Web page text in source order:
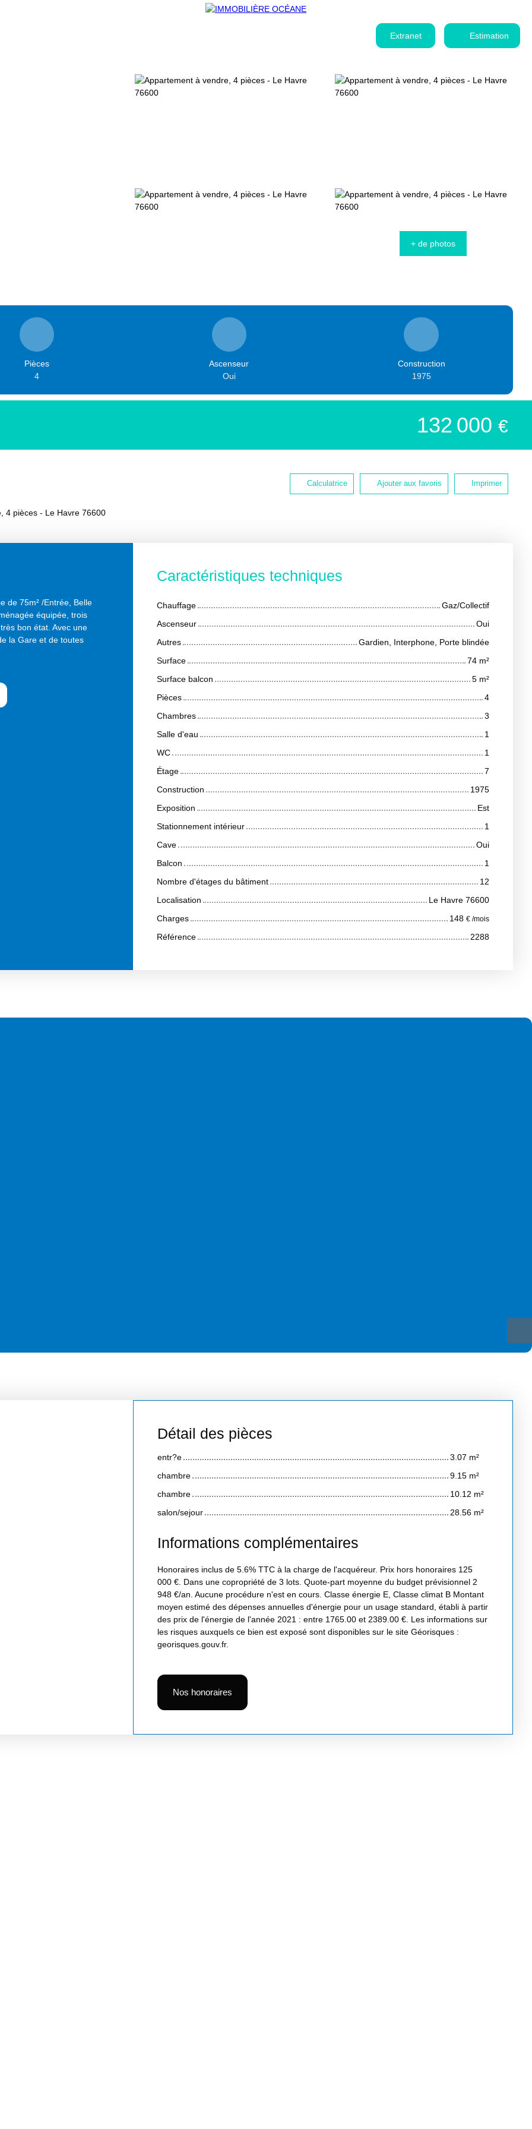
Extranet Estimation
+ de photos
Pièces
4
Ascenseur
Oui
Construction
1975
132 000 €
Calculatrice Ajouter aux favoris Imprimer
4 pièces - Le Havre 76600
de 75m² /Entrée, Belle
équipée, trois
bon état. Avec une
la Gare et de toutes
Caractéristiques techniques
Chauffage
Gaz/Collectif
Ascenseur
Oui
Autres
Gardien, Interphone, Porte blindée
Surface
74 m²
Surface balcon
5 m²
Pièces
4
Chambres
3
Salle d'eau
1
WC
1
Étage
7
Construction
1975
Exposition
Est
Stationnement intérieur
1
Cave
Oui
Balcon
1
Nombre d'étages du bâtiment
12
Localisation
Le Havre 76600
Charges
148 € /mois
Référence 2288
Détail des pièces
entr?e
3.07 m²
chambre
9.15 m²
chambre
10.12 m²
salon/sejour
28.56 m²
Informations complémentaires
Honoraires inclus de 5.6% TTC à la charge de l'acquéreur. Prix hors honoraires 125
000 €. Dans une copropriété de 3 lots. Quote-part moyenne du budget prévisionnel 2
948 €/an. Aucune procédure n'est en cours. Classe énergie E, Classe climat B Montant
moyen estimé des dépenses annuelles d'énergie pour un usage standard, établi à partir
des prix de l'énergie de l'année 2021 : entre 1765.00 et 2389.00 €. Les informations sur
les risques auxquels ce bien est exposé sont disponibles sur le site Géorisques :
georisques.gouv.fr.
Nos honoraires